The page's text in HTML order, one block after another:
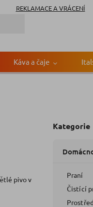
REKLAMACE A VRÁCENÍ
Káva a čaje
Kategorie
Praní
Čistící
pivo v